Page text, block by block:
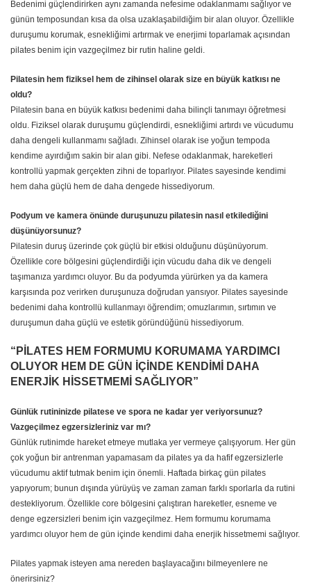
Bedenimi güçlendirirken aynı zamanda nefesime odaklanmamı sağlıyor ve
günün temposundan kısa da olsa uzaklaşabildiğim bir alan oluyor. Özellikle
duruşumu korumak, esnekliğimi artırmak ve enerjimi toparlamak açısından
pilates benim için vazgeçilmez bir rutin haline geldi.
Pilatesin hem fiziksel hem de zihinsel olarak size en büyük katkısı ne
oldu?
Pilatesin bana en büyük katkısı bedenimi daha bilinçli tanımayı öğretmesi
oldu. Fiziksel olarak duruşumu güçlendirdi, esnekliğimi artırdı ve vücudumu
daha dengeli kullanmamı sağladı. Zihinsel olarak ise yoğun tempoda
kendime ayırdığım sakin bir alan gibi. Nefese odaklanmak, hareketleri
kontrollü yapmak gerçekten zihni de toparlıyor. Pilates sayesinde kendimi
hem daha güçlü hem de daha dengede hissediyorum.
Podyum ve kamera önünde duruşunuzu pilatesin nasıl etkilediğini
düşünüyorsunuz?
Pilatesin duruş üzerinde çok güçlü bir etkisi olduğunu düşünüyorum.
Özellikle core bölgesini güçlendirdiği için vücudu daha dik ve dengeli
taşımanıza yardımcı oluyor. Bu da podyumda yürürken ya da kamera
karşısında poz verirken duruşunuza doğrudan yansıyor. Pilates sayesinde
bedenimi daha kontrollü kullanmayı öğrendim; omuzlarımın, sırtımın ve
duruşumun daha güçlü ve estetik göründüğünü hissediyorum.
“PİLATES HEM FORMUMU KORUMAMA YARDIMCI
OLUYOR HEM DE GÜN İÇİNDE KENDİMİ DAHA
ENERJİK HİSSETMEMİ SAĞLIYOR”
Günlük rutininizde pilatese ve spora ne kadar yer veriyorsunuz?
Vazgeçilmez egzersizleriniz var mı?
Günlük rutinimde hareket etmeye mutlaka yer vermeye çalışıyorum. Her gün
çok yoğun bir antrenman yapamasam da pilates ya da hafif egzersizlerle
vücudumu aktif tutmak benim için önemli. Haftada birkaç gün pilates
yapıyorum; bunun dışında yürüyüş ve zaman zaman farklı sporlarla da rutini
destekliyorum. Özellikle core bölgesini çalıştıran hareketler, esneme ve
denge egzersizleri benim için vazgeçilmez. Hem formumu korumama
yardımcı oluyor hem de gün içinde kendimi daha enerjik hissetmemi sağlıyor.
Pilates yapmak isteyen ama nereden başlayacağını bilmeyenlere ne
önerirsiniz?